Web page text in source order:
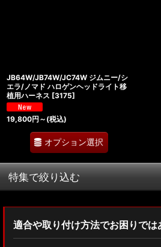
JB64W/JB74W/JC74W ジムニー/シ
エラ/ノマド ハロゲンヘッドライト移
植用ハーネス [3175]
19,800円 ～ (税込)
オプション選択
特集で絞り込む
ZN8 GR86
適合や取り付け方法でお困りでは